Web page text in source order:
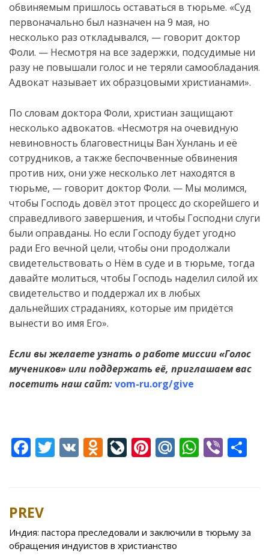
обвиняемым пришлось оставаться в тюрьме. «Суд
первоначально был назначен на 9 мая, но
несколько раз откладывался, — говорит доктор
Фоли. — Несмотря на все задержки, подсудимые ни
разу не повышали голос и не теряли самообладания.
Адвокат называет их образцовыми христианами».
По словам доктора Фоли, христиан защищают
несколько адвокатов. «Несмотря на очевидную
невиновность благовестницы Ван Хунлань и её
сотрудников, а также беспочвенные обвинения
против них, они уже несколько лет находятся в
тюрьме, — говорит доктор Фоли. — Мы молимся,
чтобы Господь довёл этот процесс до скорейшего и
справедливого завершения, и чтобы Господни слуги
были оправданы. Но если Господу будет угодно
ради Его вечной цели, чтобы они продолжали
свидетельствовать о Нём в суде и в тюрьме, тогда
давайте молиться, чтобы Господь наделил силой их
свидетельство и поддержал их в любых
дальнейших страданиях, которые им придётся
вынести во имя Его».
Если вы желаете узнать о работе миссии «Голос
мучеников» или поддержать её, приглашаем вас
посетить наш сайт:vom-ru.org/give
F
b
o
o
T V O
kl
as
Li
u
r
Pi
st
M
u
W
A
p
Vi
Post
navigation
PREV
Индия: пастора преследовали и заключили в тюрьму за
обращения индуистов в христианство